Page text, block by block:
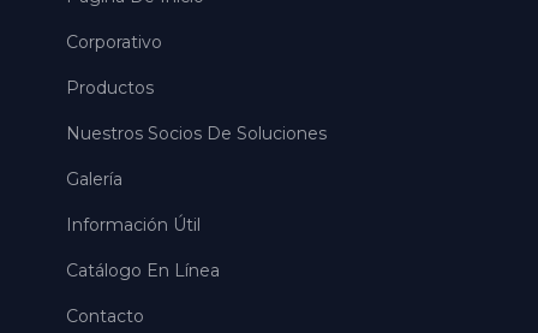
Corporativo
Productos
Nuestros Socios De Soluciones
Galería
Información Útil
Catálogo En Línea
Contacto